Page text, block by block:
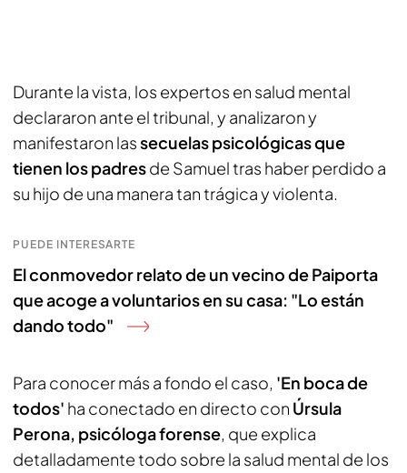
Durante la vista, los expertos en salud mental
declararon ante el tribunal, y analizaron y
manifestaron lassecuelas psicológicas que
tienen los padresde Samuel tras haber perdido a
su hijo de una manera tan trágica y violenta.
PUEDE INTERESARTE
El conmovedor relato de un vecino de Paiporta
que acoge a voluntarios en su casa: "Lo están
dando todo"
Para conocer más a fondo el caso, 'En boca de
todos' ha conectado en directo con Úrsula
Perona, psicóloga forense, que explica
detalladamente todo sobre la salud mental de los